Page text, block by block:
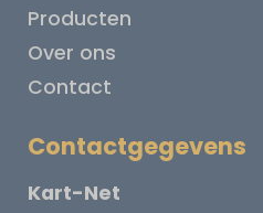
Producten
Over ons
Contact
Contactgegevens
Kart-Net